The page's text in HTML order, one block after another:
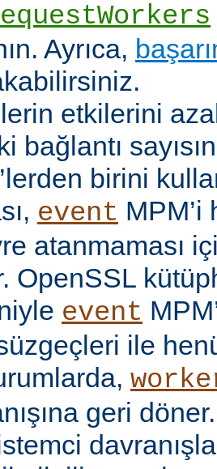
Ayrıca,
etkilerini
bağlantı
’lerden birini
event MPM’i
atanmaması
OpenSSL
event
ile
geri döner.